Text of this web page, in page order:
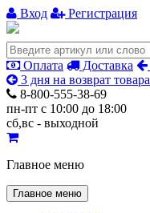
Вход Регистрация
Оплата Доставка
3 дня на возврат товара
8-800-555-38-69
пн-пт с 10:00 до 18:00
сб,вс - выходной
Главное меню
Главное меню